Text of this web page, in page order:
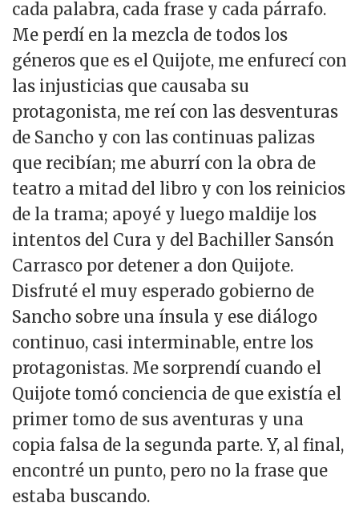
cada palabra, cada frase y cada párrafo.
Me perdí en la mezcla de todos los
géneros que es el Quijote, me enfurecí con
las injusticias que causaba su
protagonista, me reí con las desventuras
de Sancho y con las continuas palizas
que recibían; me aburrí con la obra de
teatro a mitad del libro y con los reinicios
de la trama; apoyé y luego maldije los
intentos del Cura y del Bachiller Sansón
Carrasco por detener a don Quijote.
Disfruté el muy esperado gobierno de
Sancho sobre una ínsula y ese diálogo
continuo, casi interminable, entre los
protagonistas. Me sorprendí cuando el
Quijote tomó conciencia de que existía el
primer tomo de sus aventuras y una
copia falsa de la segunda parte. Y, al final,
encontré un punto, pero no la frase que
estaba buscando.